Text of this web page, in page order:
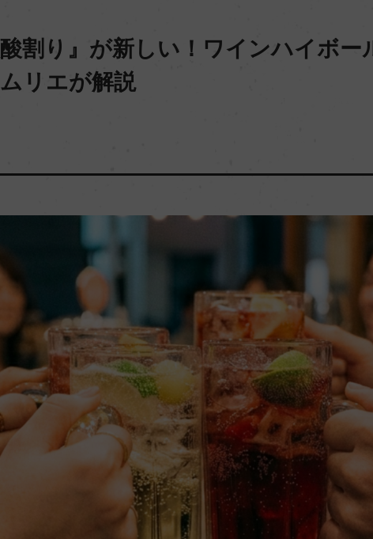
割り』が新しい！ワインハイボー
リエが解説